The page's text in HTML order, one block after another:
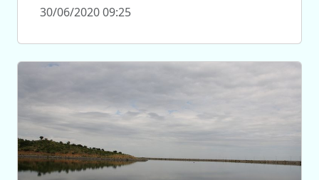
30/06/2020 09:25